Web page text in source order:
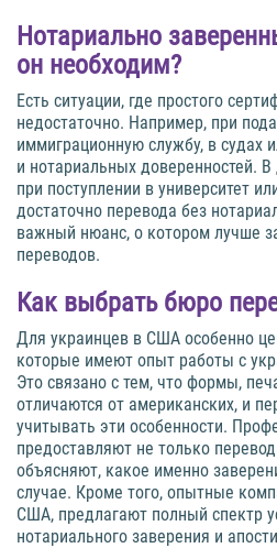
Нотариально
он необходим?
Есть ситуации, где простого
недостаточно. Например, при
иммиграционную службу, в судах
и нотариальных доверенностей. В
при поступлении в университет
достаточно перевода без
важный нюанс, о котором лучше
переводов.
Как выбрать бюро
Для украинцев в США особенно
которые имеют опыт работы с
Это связано с тем, что формы,
отличаются от американских, и
учитывать эти особенности.
предоставляют не только
объясняют, какое именно
случае. Кроме того, опытные
США, предлагают полный спектр
нотариального заверения и